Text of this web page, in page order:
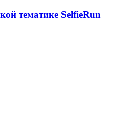
тематике SelfieRun